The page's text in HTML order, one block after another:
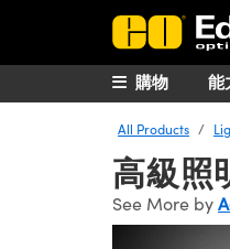
能
購物
All Products
高級照
See More by